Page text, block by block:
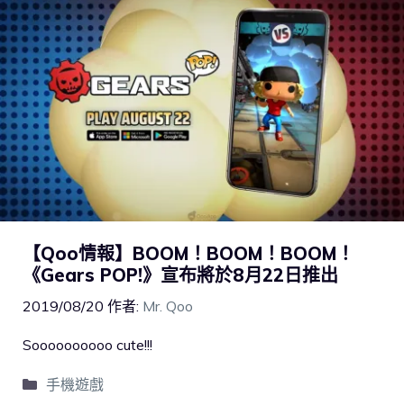
【Qoo情報】BOOM！BOOM！BOOM！
《Gears POP!》宣布將於8月22日推出
2019/08/20 作者: Mr. Qoo
Soooooooooo cute!!!
手機遊戲